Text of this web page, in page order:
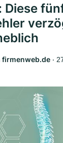
Diese
firmenweb.de ‧